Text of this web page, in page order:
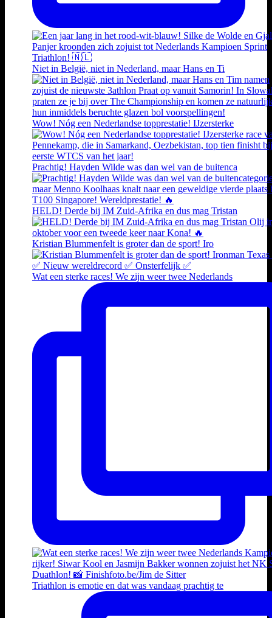
Niet in België, niet in Nederland, maar Hans en Ti
Wow! Nóg een Nederlandse topprestatie! IJzersterke
Prachtig! Hayden Wilde was dan wel van de buitenca
HELD! Derde bij IM Zuid-Afrika en dus mag Tristan
Kristian Blummenfelt is groter dan de sport! Iro
Wat een sterke races! We zijn weer twee Nederlands
Triathlon is emotie en dat was vandaag prachtig te